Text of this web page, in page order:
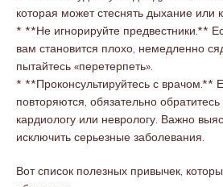
которая может стеснять дыхание или
* **Не игнорируйте предвестники.**
вам становится плохо, немедленно
пытайтесь «перетерпеть».
* **Проконсультируйтесь с врачом.**
повторяются, обязательно обратитесь
кардиологу или неврологу. Важно
исключить серьезные заболевания.
Вот список полезных привычек,